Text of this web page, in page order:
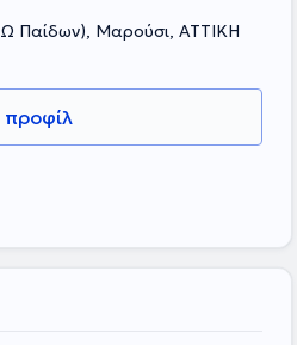
Παίδων), Μαρούσι, ΑΤΤΙΚΗ
προφίλ